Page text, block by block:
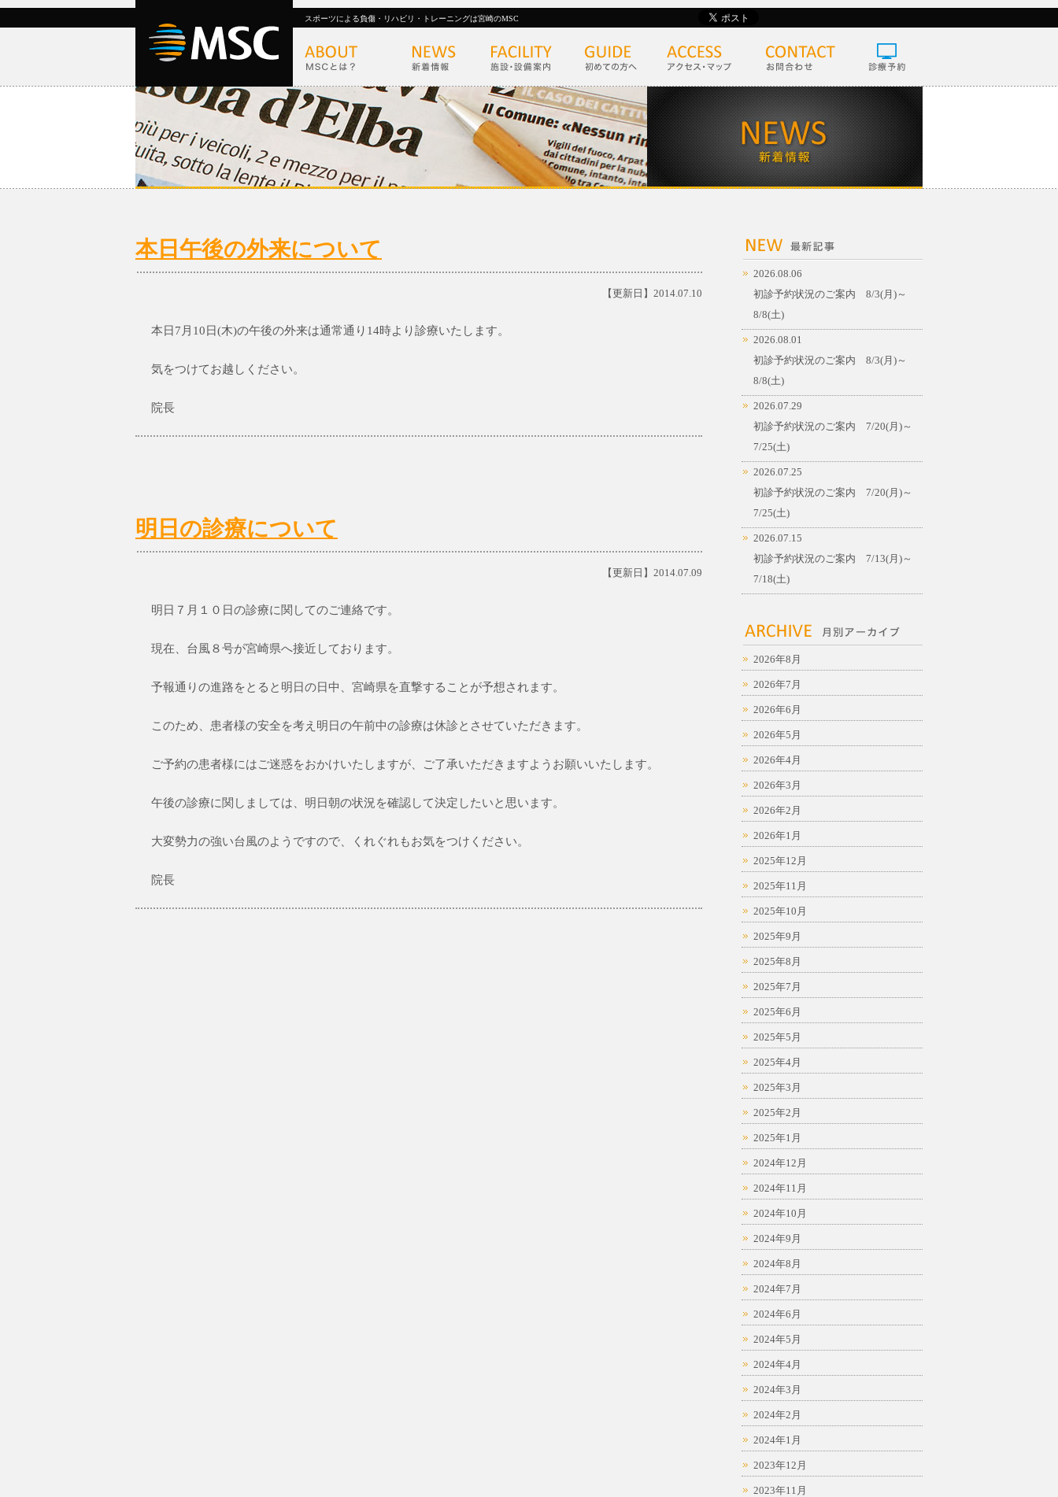
スポーツによる負傷・リハビリ・トレーニングは宮崎のMSC
本日午後の外来について
【更新日】2014.07.10
本日7月10日(木)の午後の外来は通常通り14時より診療いたします。
気をつけてお越しください。
院長
明日の診療について
【更新日】2014.07.09
明日７月１０日の診療に関してのご連絡です。
現在、台風８号が宮崎県へ接近しております。
予報通りの進路をとると明日の日中、宮崎県を直撃することが予想されます。
このため、患者様の安全を考え明日の午前中の診療は休診とさせていただきます。
ご予約の患者様にはご迷惑をおかけいたしますが、ご了承いただきますようお願いいたします。
午後の診療に関しましては、明日朝の状況を確認して決定したいと思います。
大変勢力の強い台風のようですので、くれぐれもお気をつけください。
院長
2026.08.06
初診予約状況のご案内 8/3(月)～
8/8(土)
2026.08.01
初診予約状況のご案内 8/3(月)～
8/8(土)
2026.07.29
初診予約状況のご案内 7/20(月)～
7/25(土)
2026.07.25
初診予約状況のご案内 7/20(月)～
7/25(土)
2026.07.15
初診予約状況のご案内 7/13(月)～
7/18(土)
2026年8月
2026年7月
2026年6月
2026年5月
2026年4月
2026年3月
2026年2月
2026年1月
2025年12月
2025年11月
2025年10月
2025年9月
2025年8月
2025年7月
2025年6月
2025年5月
2025年4月
2025年3月
2025年2月
2025年1月
2024年12月
2024年11月
2024年10月
2024年9月
2024年8月
2024年7月
2024年6月
2024年5月
2024年4月
2024年3月
2024年2月
2024年1月
2023年12月
2023年11月